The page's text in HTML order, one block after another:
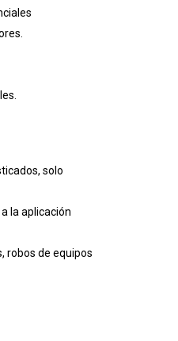
solo
la aplicación
robos de equipos